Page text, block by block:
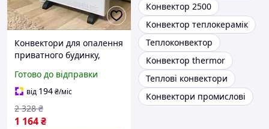
Конвектори для опалення
приватного будинку,
обігрівачі конвектори OY-
11
Готово до відправки
від 194₴/міс
1 164₴
2 328 ₴
Конвектор 2500
Конвектор теплокерамік
Теплоконвектор
Конвектор thermor
Теплові конвектори
Конвектори промислові